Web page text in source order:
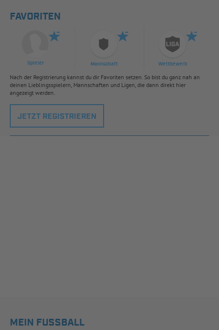
FAVORITEN
Spieler Mannschaft Wettbewerb
Nach der Registrierung kannst du dir Favoriten setzen. So bist du ganz nah an
deinen Lieblingsspielern, Mannschaften und Ligen, die dann direkt hier
angezeigt werden.
JETZT REGISTRIEREN
MEIN FUSSBALL